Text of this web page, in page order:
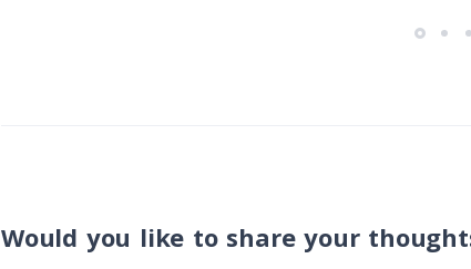
Would you like to share your